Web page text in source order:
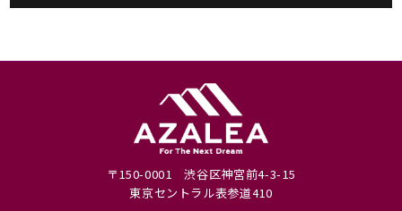
〒150-0001 渋谷区神宮前4-3-15
東京セントラル表参道410